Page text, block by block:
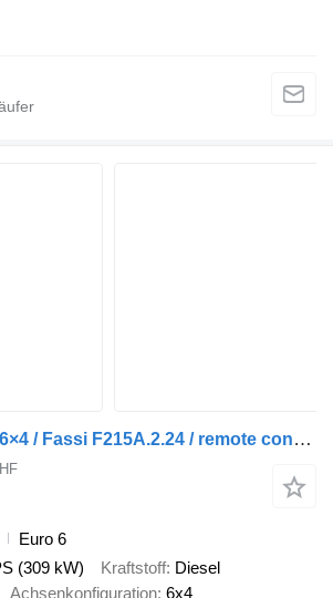
MAN TGS 26.420 6×4 / Fassi F215A.2.24 / remote control / Rotator / p
Euro 6
(309 kW) Kraftstoff Diesel
Achsenkonfiguration 6x4